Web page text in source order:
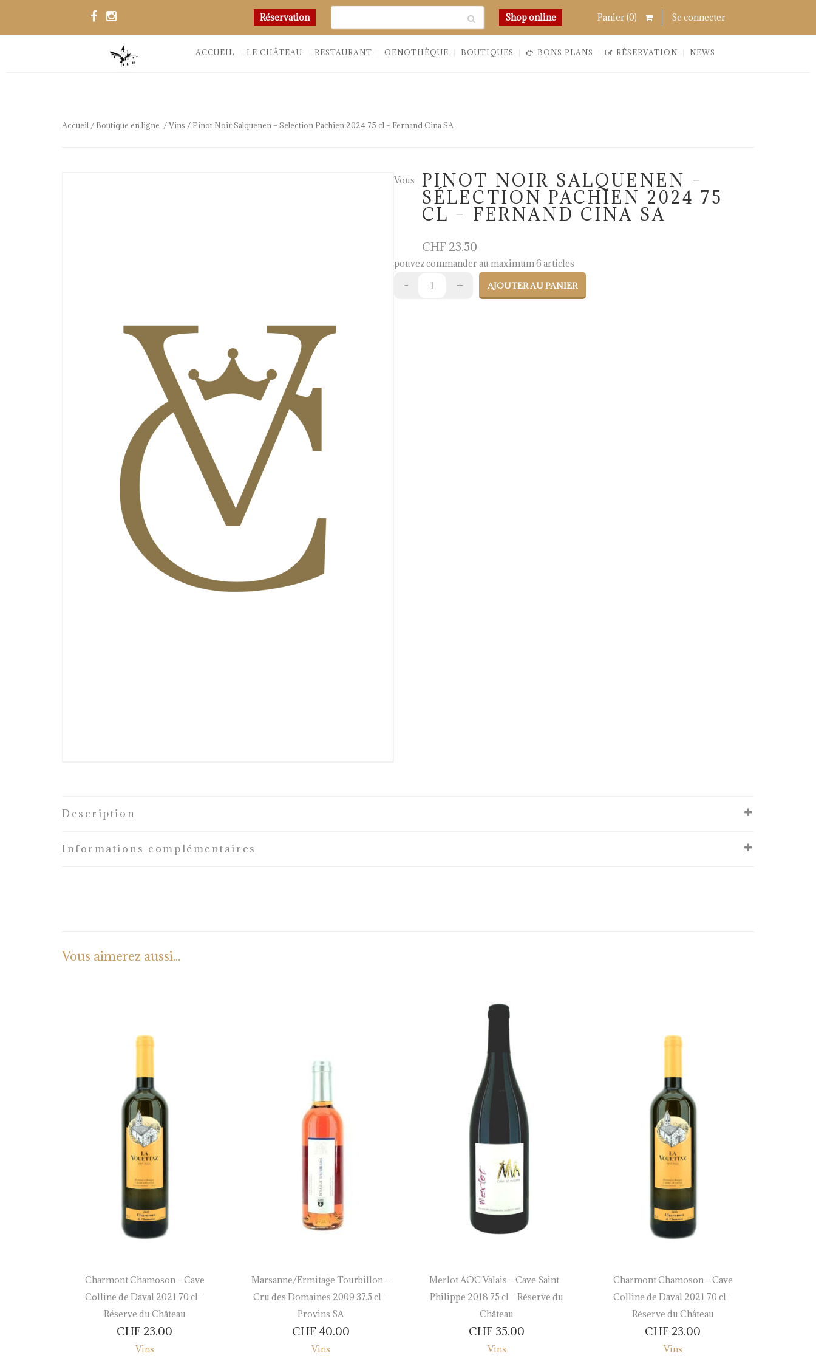
Réservation Chercher Shop online Chercher
Panier (0) Links
Se connecter
ACCUEIL LE CHÂTEAU RESTAURANT OENOTHÈQUE BOUTIQUES BONS PLANS RÉSERVATION NEWS
Accueil / Boutique en ligne /Vins / Pinot Noir Salquenen – Sélection Pachien 2024 75 cl – Fernand Cina SA
PINOT NOIR SALQUENEN –
SÉLECTION PACHIEN 2024 75
CL – FERNAND CINA SA
CHF 23.50
Vous
pouvez commander au maximum 6 articles
AJOUTER AU PANIER
Description
Informations complémentaires
Vous aimerez aussi...
Charmont Chamoson – Cave
Colline de Daval 2021 70 cl –
Réserve du Château
CHF 23.00
Vins
Marsanne/Ermitage Tourbillon –
Cru des Domaines 2009 37.5 cl –
Provins SA
CHF 40.00
Vins
Merlot AOC Valais – Cave Saint–
Philippe 2018 75 cl – Réserve du
Château
CHF 35.00
Vins
Charmont Chamoson – Cave
Colline de Daval 2021 70 cl –
Réserve du Château
CHF 23.00
Vins